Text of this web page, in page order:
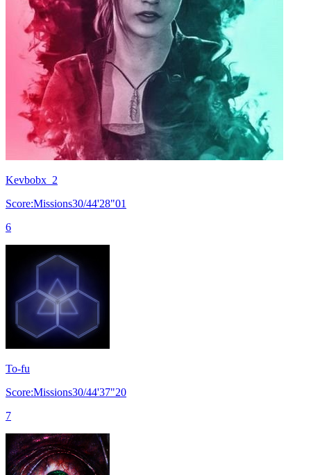
Kevbobx_2
Score:Missions30/44'28"01
6
To-fu
Score:Missions30/44'37"20
7